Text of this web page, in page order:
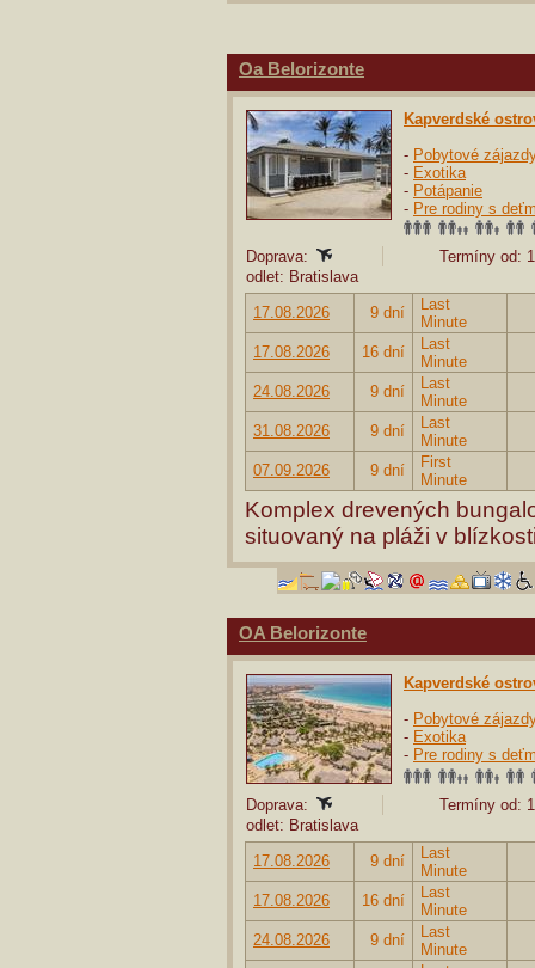
Oa Belorizonte
Kapverdské
- Pobytové
- Exotika
- Potápanie
- Pre rodiny s
Doprava:
Termíny od:
odlet: Bratislava
17.08.2026
9 dní
Last
Minute
17.08.2026
16 dní
Last
Minute
24.08.2026
9 dní
Last
Minute
31.08.2026
9 dní
Last
Minute
07.09.2026
9 dní
First
Minute
Komplex drevených
situovaný na pláži v
OA Belorizonte
Kapverdské
- Pobytové
- Exotika
- Pre rodiny s
Doprava:
Termíny od:
odlet: Bratislava
17.08.2026
9 dní
Last
Minute
17.08.2026
16 dní
Last
Minute
24.08.2026
9 dní
Last
Minute